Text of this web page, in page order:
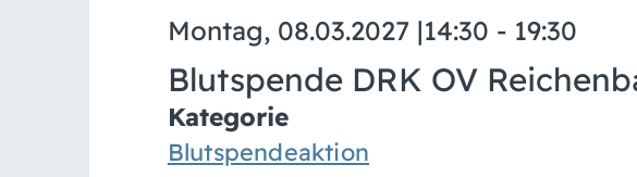
Montag, 08.03.2027 |14:30 - 19:30
Blutspende DRK OV
Kategorie
Blutspendeaktion